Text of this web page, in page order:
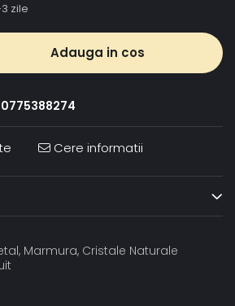
zile
Adauga in cos
0775388274
Cere informatii
Marmura, Cristale Naturale